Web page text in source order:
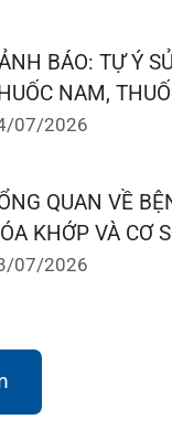
hè (01/4 – 31/10):
– 11h45’
– 16h30’
đông (01/11 – 31/3)
– 11h45’
– 17h00’
cao cấp đầu tiên ở
vùng duyên hải Bắc
bệnh nội trú.